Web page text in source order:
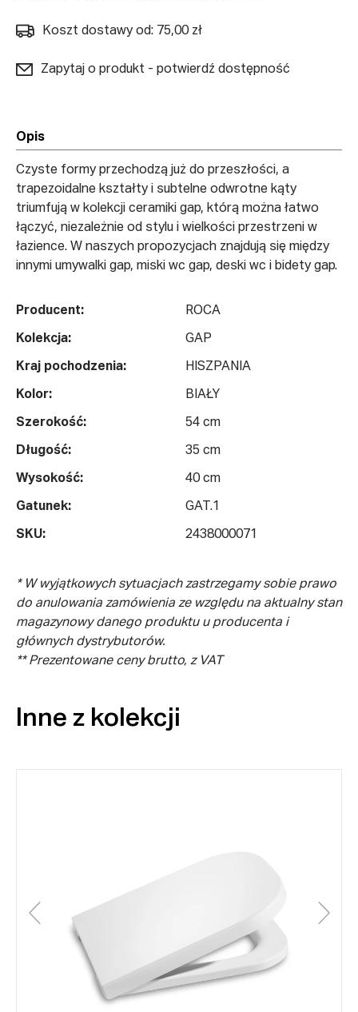
Koszt dostawy od: 75,00 zł
Zapytaj o produkt - potwierdź dostępność
Opis
Czyste formy przechodzą już do przeszłości, a
trapezoidalne kształty i subtelne odwrotne kąty
triumfują w kolekcji ceramiki gap, którą można łatwo
łączyć, niezależnie od stylu i wielkości przestrzeni w
łazience. W naszych propozycjach znajdują się między
innymi umywalki gap, miski wc gap, deski wc i bidety gap.
Producent: ROCA
Kolekcja: GAP
Kraj pochodzenia: HISZPANIA
Kolor: BIAŁY
Szerokość: 54 cm
Długość: 35 cm
Wysokość: 40 cm
Gatunek: GAT.1
SKU: 2438000071
* W wyjątkowych sytuacjach zastrzegamy sobie prawo
do anulowania zamówienia ze względu na aktualny stan
magazynowy danego produktu u producenta i
głównych dystrybutorów.
** Prezentowane ceny brutto, z VAT
Inne z kolekcji